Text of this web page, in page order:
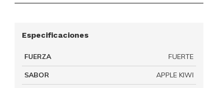
Especificaciones
FUERZA FUERTE
SABOR APPLE KIWI